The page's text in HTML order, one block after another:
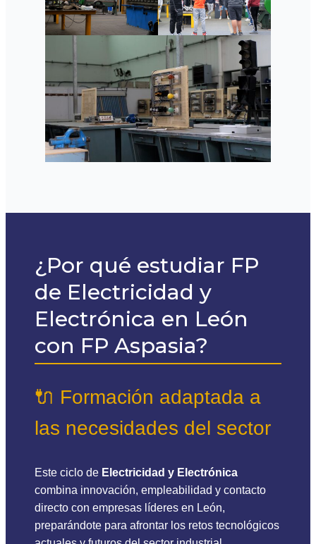
¿Por qué estudiar FP
de Electricidad y
Electrónica en León
con FP Aspasia?
🔌 Formación adaptada a
las necesidades del sector
Este ciclo de Electricidad y Electrónica
combina innovación, empleabilidad y contacto
directo con empresas líderes en León,
preparándote para afrontar los retos tecnológicos